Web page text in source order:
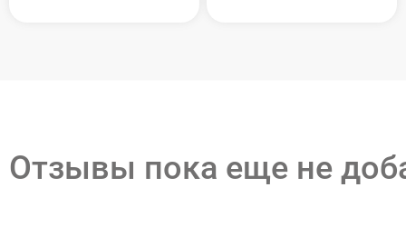
Отзывы пока еще не